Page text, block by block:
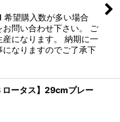
望購入数が多い場合
問い合わせ下さい。 ご
になります。 納期に一
なりますのでご了承下
ロータス】29cmプレー